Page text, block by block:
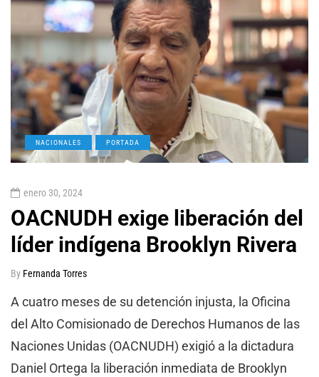
NACIONALES PORTADA
enero 30, 2024
OACNUDH exige liberación del
líder indígena Brooklyn Rivera
By Fernanda Torres
A cuatro meses de su detención injusta, la Oficina
del Alto Comisionado de Derechos Humanos de las
Naciones Unidas (OACNUDH) exigió a la dictadura
Daniel Ortega la liberación inmediata de Brooklyn